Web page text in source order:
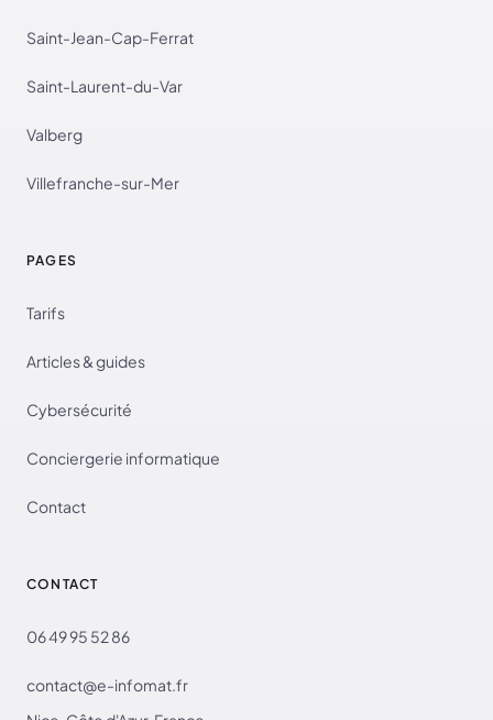
Saint-Jean-Cap-Ferrat
Saint-Laurent-du-Var
Valberg
Villefranche-sur-Mer
PAGES
Tarifs
Articles & guides
Cybersécurité
Conciergerie informatique
Contact
CONTACT
06 49 95 52 86
contact@e-infomat.fr